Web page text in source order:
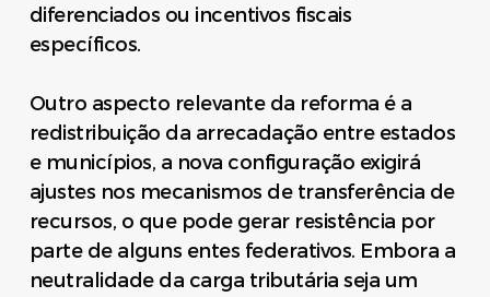
diferenciados ou incentivos fiscais
específicos.
Outro aspecto relevante da reforma é a
redistribuição da arrecadação entre estados
e municípios, a nova configuração exigirá
ajustes nos mecanismos de transferência de
recursos, o que pode gerar resistência por
parte de alguns entes federativos. Embora a
neutralidade da carga tributária seja um